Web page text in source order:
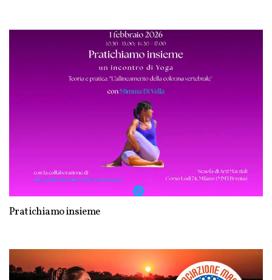
Pratichiamo insieme